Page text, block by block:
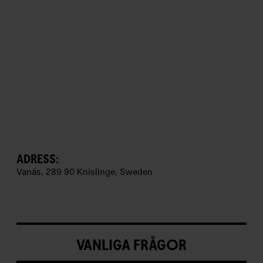
ADRESS:
Vanås, 289 90 Knislinge, Sweden
VANLIGA FRÅGOR
t
–